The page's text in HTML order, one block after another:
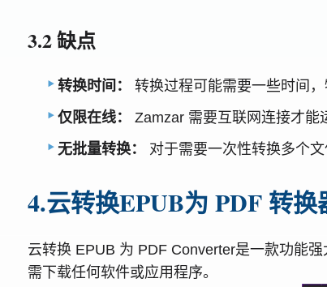
3.2 缺点
转换时间：
转换过程可能需要一些时间
仅限在线：
Zamzar 需要互联网连接才能
无批量转换：
对于需要一次性转换多个
4.云转换EPUB为 PDF 转换
云转换 EPUB 为 PDF Converter是一款功能
需下载任何软件或应用程序。